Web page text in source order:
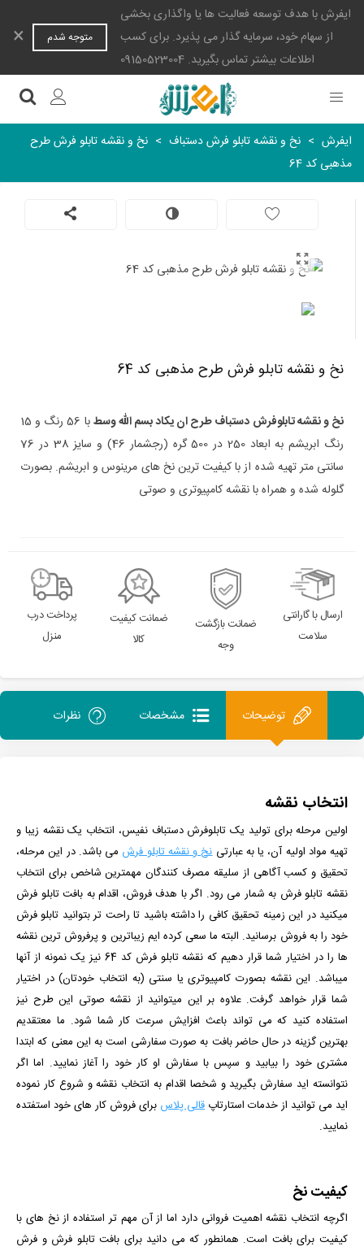
ایفرش با هدف توسعه فعالیت ها یا واگذاری بخشی
از سهام خود، سرمایه گذار می پذیرد. برای کسب
اطلاعات بیشتر تماس بگیرید. 09150523004
متوجه شدم ×
ایفرش > نخ و نقشه تابلو فرش دستباف > نخ و نقشه تابلو فرش طرح
مذهبی کد 64
نخ و نقشه تابلو فرش طرح مذهبی کد 64
نخ و نقشه تابلوفرش دستباف طرح ان یکاد بسم الله وسط
با 56 رنگ و 15
رنگ ابریشم به ابعاد 250 در 500 گره (رجشمار 46) و سایز 38 در 76
سانتی متر تهیه شده از با کیفیت ترین نخ های مرینوس و ابریشم. بصورت
گلوله شده و همراه با نقشه کامپیوتری و صوتی
ارسال با گارانتی
سلامت
ضمانت بازگشت
وجه
ضمانت کیفیت
کالا
پرداخت درب
منزل
توضیحات مشخصات نظرات
انتخاب نقشه
اولین مرحله برای تولید یک تابلوفرش دستباف نفیس، انتخاب یک نقشه زیبا و
تهیه مواد اولیه آن، یا به عبارتینخ و نقشه تابلو فرش می باشد. در این مرحله،
تحقیق و کسب آگاهی از سلیقه مصرف کنندگان مهمترین شاخص برای انتخاب
نقشه تابلو فرش به شمار می رود. اگر با هدف فروش، اقدام به بافت تابلو فرش
میکنید در این زمینه تحقیق کافی را داشته باشید تا راحت تر بتوانید تابلو فرش
خود را به فروش برسانید. البته ما سعی کرده ایم زیباترین و پرفروش ترین نقشه
ها را در اختیار شما قرار دهیم که نقشه تابلو فرش کد 64 نیز یک نمونه از آنها
میباشد. این نقشه بصورت کامپیوتری یا سنتی (به انتخاب خودتان) در اختیار
شما قرار خواهد گرفت. علاوه بر این میتوانید از نقشه صوتی این طرح نیز
استفاده کنید که می تواند باعث افزایش سرعت کار شما شود. ما معتقدیم
بهترین گزینه در حال حاضر بافت به صورت سفارشی است به این معنی که ابتدا
مشتری خود را بیابید و سپس با سفارش او کار خود را آغاز نمایید. اما اگر
نتوانسته اید سفارش بگیرید و شخصا اقدام به انتخاب نقشه و شروع کار نموده
اید می توانید از خدمات استارتاپ قالی پلاس برای فروش کار های خود استفتده
نمایید.
کیفیت نخ
اگرچه انتخاب نقشه اهمیت فروانی دارد اما از آن مهم تر استفاده از نخ های با
کیفیت برای بافت است. همانطور که می دانید برای بافت تابلو فرش و فرش